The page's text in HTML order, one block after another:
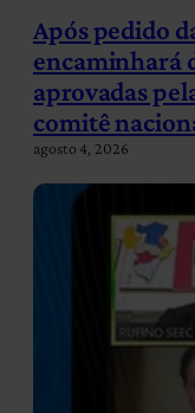
Após pedido
encaminhará
aprovadas
comitê
agosto 4, 2026